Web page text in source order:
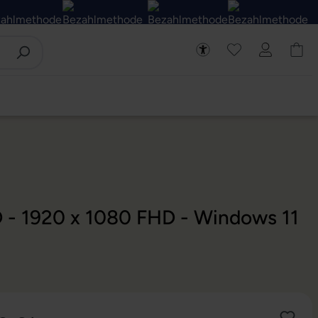
1920 x 1080 FHD - Windows 11